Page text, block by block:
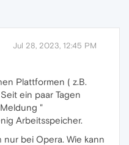
Jul 28, 2023, 12:45 PM
Plattformen ( z.B.
ein paar Tagen
"
Arbeitsspeicher.
bei Opera. Wie kann